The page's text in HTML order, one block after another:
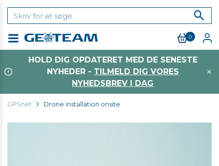
0
HOLD DIG OPDATERET MED DE SENESTE
NYHEDER - TILMELD DIG VORES
NYHEDSBREV I DAG
GPSnet Drone installation onsite